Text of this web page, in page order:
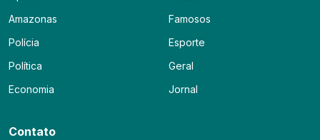
Amazonas
Polícia
Política
Economia
Famosos
Esporte
Geral
Jornal
Contato